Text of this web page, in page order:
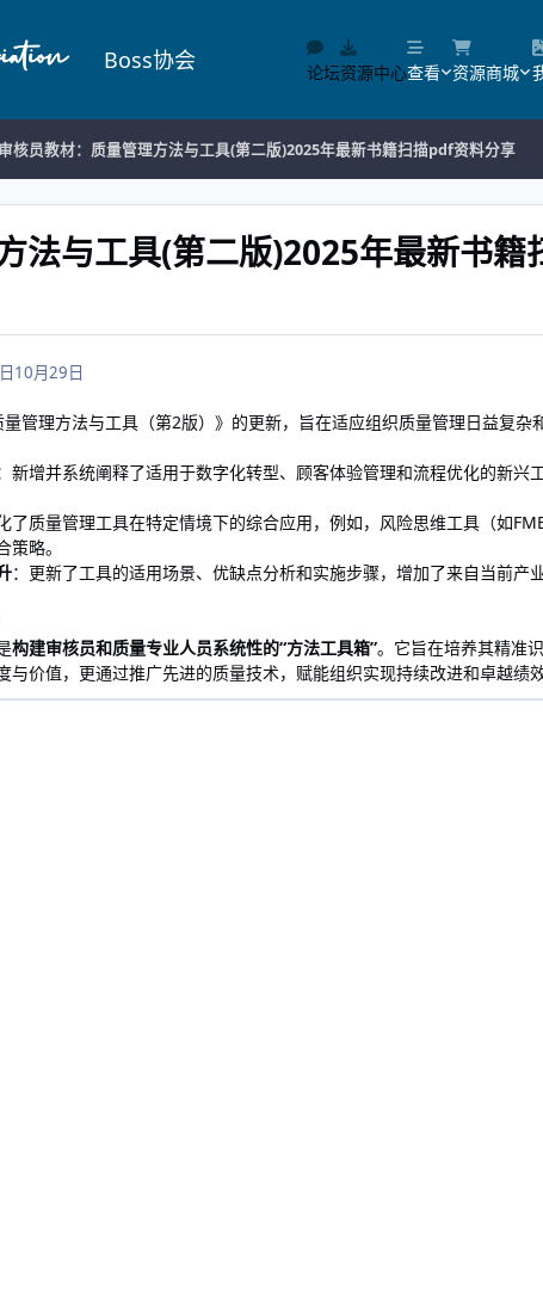
Boss协会 论坛资源中心查看 资源商城
核员教材：质量管理方法与工具(第二版)2025年最新书籍扫描pdf资料分享
法与工具(第二版)2025年最新书
10月29日
管理方法与工具（第2版）》的更新，旨在适应组织质量管理日益复杂
新增并系统阐释了适用于数字化转型、顾客体验管理和流程优化的新
了质量管理工具在特定情境下的综合应用，例如，风险思维工具（如
略。
：更新了工具的适用场景、优缺点分析和实施步骤，增加了来自当前
构建审核员和质量专业人员系统性的“方法工具箱”。它旨在培养其精准
与价值，更通过推广先进的质量技术，赋能组织实现持续改进和卓越绩